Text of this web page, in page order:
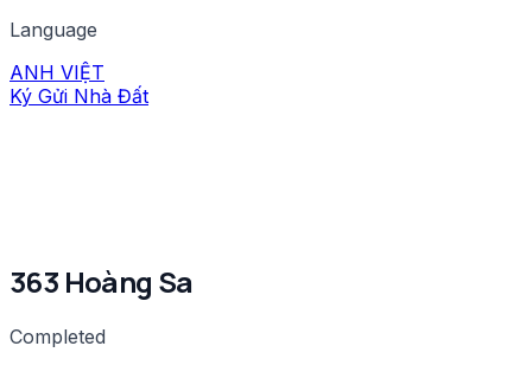
Language
ANH VIỆT
Ký Gửi Nhà Đất
363 Hoàng Sa
Completed